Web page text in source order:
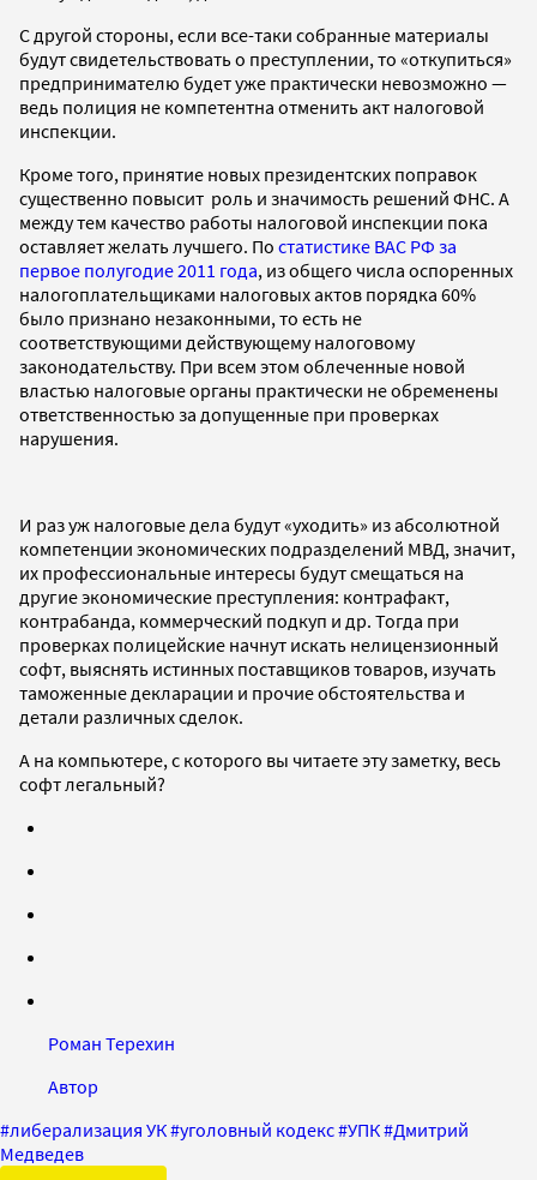
С другой стороны, если все-таки собранные материалы
будут свидетельствовать о преступлении, то «откупиться»
предпринимателю будет уже практически невозможно —
ведь полиция не компетентна отменить акт налоговой
инспекции.
Кроме того, принятие новых президентских поправок
существенно повысит роль и значимость решений ФНС. А
между тем качество работы налоговой инспекции пока
оставляет желать лучшего. По статистике ВАС РФ за
первое полугодие 2011 года, из общего числа оспоренных
налогоплательщиками налоговых актов порядка 60%
было признано незаконными, то есть не
соответствующими действующему налоговому
законодательству. При всем этом облеченные новой
властью налоговые органы практически не обременены
ответственностью за допущенные при проверках
нарушения.
И раз уж налоговые дела будут «уходить» из абсолютной
компетенции экономических подразделений МВД, значит,
их профессиональные интересы будут смещаться на
другие экономические преступления: контрафакт,
контрабанда, коммерческий подкуп и др. Тогда при
проверках полицейские начнут искать нелицензионный
софт, выяснять истинных поставщиков товаров, изучать
таможенные декларации и прочие обстоятельства и
детали различных сделок.
А на компьютере, с которого вы читаете эту заметку, весь
софт легальный?
Роман Терехин
Автор
#либерализация УК#уголовный кодекс#УПК#Дмитрий
Медведев